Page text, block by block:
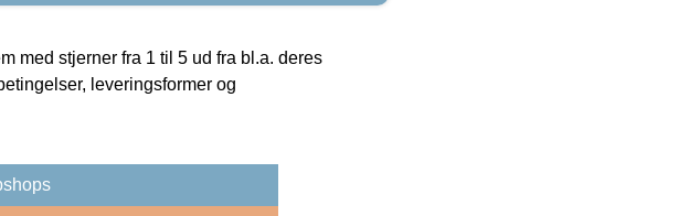
med stjerner fra 1 til 5 ud fra bl.a. deres
leveringsformer og